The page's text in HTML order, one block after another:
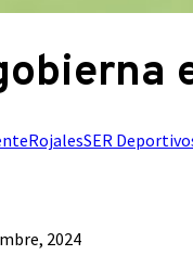
RojalesSER
2024